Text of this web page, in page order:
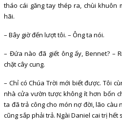
tháo cái găng tay thép ra, chùi khuôn
hãi.
– Bây giờ đến lượt tôi. – Ông ta nói.
– Đứa nào đã giết ông ấy, Bennet? –
chặt cây cung.
– Chỉ có Chúa Trời mới biết được. Tôi
nhà cửa vườn tược không ít hơn bốn
ta đã trả công cho món nợ đời, lão càu
cũng sắp phải trả. Ngài Daniel cai trị hết